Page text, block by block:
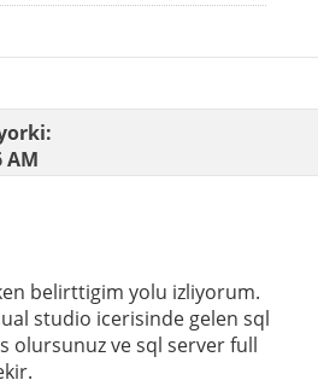
AM
belirttigim yolu izliyorum.
studio icerisinde gelen sql
olursunuz ve sql server full